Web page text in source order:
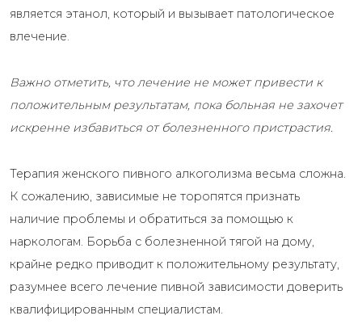
является этанол, который и вызывает патологическое
влечение.
Важно отметить, что лечение не может привести к
положительным результатам, пока больная не захочет
искренне избавиться от болезненного пристрастия.
Терапия женского пивного алкоголизма весьма сложна.
К сожалению, зависимые не торопятся признать
наличие проблемы и обратиться за помощью к
наркологам. Борьба с болезненной тягой на дому,
крайне редко приводит к положительному результату,
разумнее всего лечение пивной зависимости доверить
квалифицированным специалистам.